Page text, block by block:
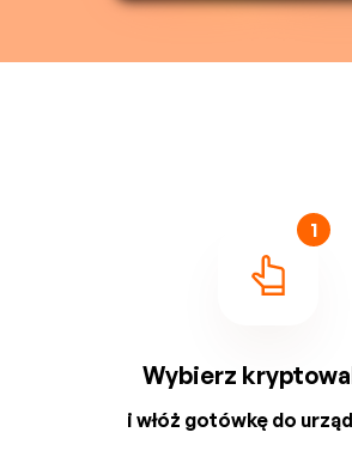
1
Wybierz
i włóż gotówkę do